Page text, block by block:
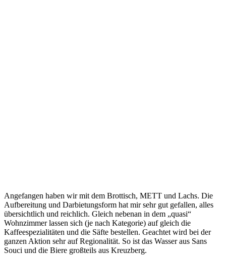
Angefangen haben wir mit dem Brottisch, METT und Lachs. Die
Aufbereitung und Darbietungsform hat mir sehr gut gefallen, alles
übersichtlich und reichlich. Gleich nebenan in dem „quasi“
Wohnzimmer lassen sich (je nach Kategorie) auf gleich die
Kaffeespezialitäten und die Säfte bestellen. Geachtet wird bei der
ganzen Aktion sehr auf Regionalität. So ist das Wasser aus Sans
Souci und die Biere großteils aus Kreuzberg.